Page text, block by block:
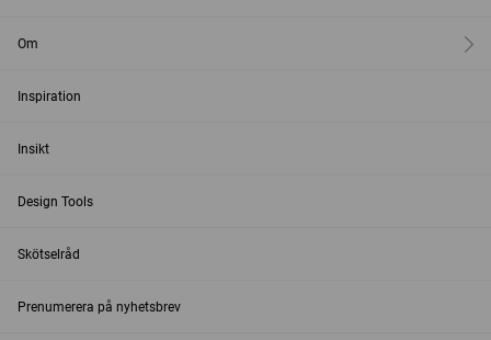
Om
Inspiration
Insikt
Design Tools
Skötselråd
Prenumerera på nyhetsbrev